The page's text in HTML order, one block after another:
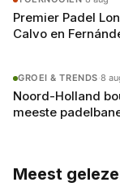
Premier Padel
Calvo en
GROEI & TRENDS·8
Noord-Holland
meeste
Meest